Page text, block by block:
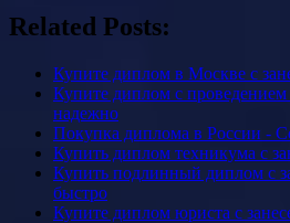
Related Posts:
Купите диплом в Москве с
Купите диплом с проведением
надежно
Покупка диплома в России -
Купить диплом техникума с
Купить подлинный диплом с
быстро
Купите диплом юриста с